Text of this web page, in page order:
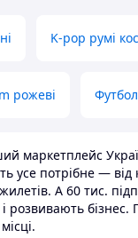
K-pop румі
рожеві
маркетплейс
усе потрібне — від
А 60 тис.
розвивають бізнес.